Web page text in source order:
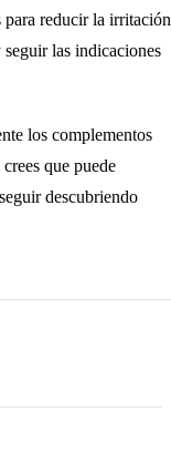
para reducir la irritación
seguir las indicaciones
los complementos
que puede
descubriendo